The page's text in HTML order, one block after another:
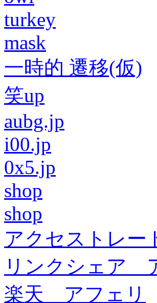
turkey
mask
一時的 遷移(仮)
笑up
aubg.jp
i00.jp
0x5.jp
shop
shop
アクセストレ
リンクシェア
楽天 アフェリ